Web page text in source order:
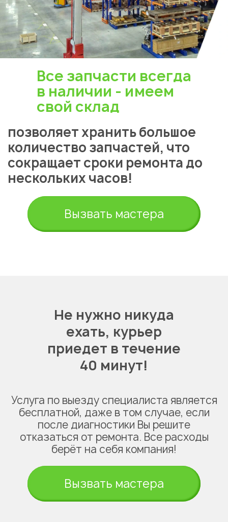
Все запчасти всегда
в наличии - имеем
свой склад
позволяет хранить большое
количество запчастей, что
сокращает сроки ремонта до
нескольких часов!
Вызвать мастера
Не нужно никуда
ехать, курьер
приедет в течение
40 минут!
Услуга по выезду специалиста является
бесплатной, даже в том случае, если
после диагностики Вы решите
отказаться от ремонта. Все расходы
берёт на себя компания!
Вызвать мастера